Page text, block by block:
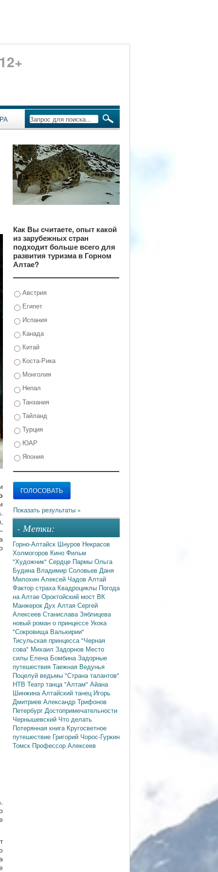
Как Вы считаете, опыт какой
из зарубежных стран
подходит больше всего для
развития туризма в Горном
Алтае?
Австрия
Египет
Испания
Канада
Китай
Коста-Рика
Монголия
Непал
Танзания
Тайланд
Турция
ЮАР
Япония
- Метки:
Горно-Алтайск Шнуров Некрасов
Холмогоров Кино Фильм
"Художник" Сердце Пармы Ольга
Будина Владимир Соловьев Даня
Милохин Алексей Чадов Алтай
Фактор страха Квадроциклы Погода
на Алтае Ороктойский мост ВК
Манжерок Дух Алтая Сергей
Алексеев Станислава Зяблицева
новый роман о принцессе Укока
"Сокровища Валькирии"
Тисульская принцесса"Черная
сова" Михаил Задорнов Место
силы Елена БомбинаЗадорные
путешествия Таежная Ведунья
Поцелуй ведьмы "Страна талантов"
НТВ Театр танца "Алтам" Айана
ШинжинаАлтайский танец Игорь
Дмитриев Александр Трифонов
Петербург Достопримечательности
Чернышевский Что делать
Потерянная книга Кругосветное
путешествие Григорий Чорос-Гуркин
Томск Профессор Алексеев